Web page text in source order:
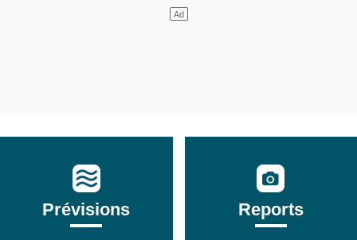
Prévisions Reports